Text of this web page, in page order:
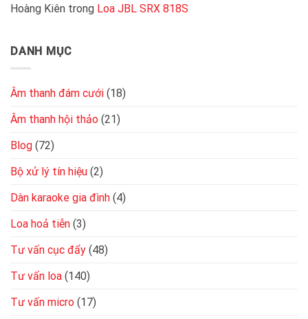
tốt
đẩy
Hoàng Kiên trong Loa JBL SRX 818S
DANH MỤC
Âm thanh đám cưới (18)
Âm thanh hội thảo (21)
Blog (72)
Bộ xử lý tín hiệu (2)
Dàn karaoke gia đình (4)
Loa hoả tiễn (3)
Tư vấn cục đẩy (48)
Tư vấn loa (140)
Tư vấn micro (17)